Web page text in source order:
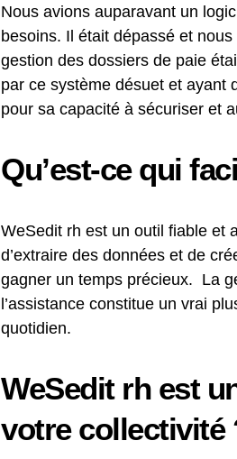
Nous avions auparavant un
besoins. Il était dépassé et
gestion des dossiers de paie
par ce système désuet et ayant
pour sa capacité à sécuriser et
Qu’est-ce qui
WeSedit rh est un outil fiable et
d’extraire des données et de
gagner un temps précieux. La
l’assistance constitue un vrai
quotidien.
WeSedit rh est
votre collectivité